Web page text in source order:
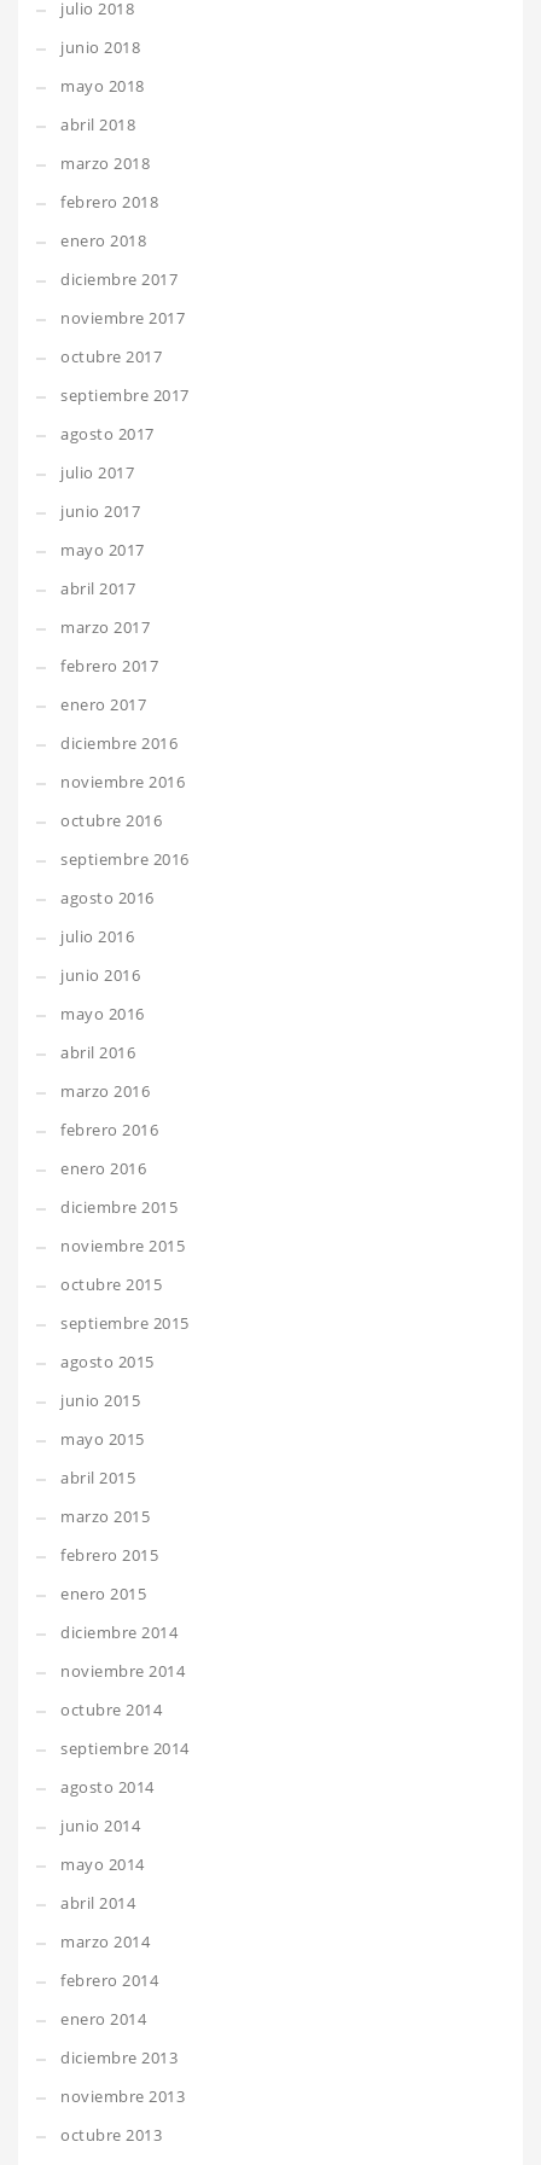
julio 2018
junio 2018
mayo 2018
abril 2018
marzo 2018
febrero 2018
enero 2018
diciembre 2017
noviembre 2017
octubre 2017
septiembre 2017
agosto 2017
julio 2017
junio 2017
mayo 2017
abril 2017
marzo 2017
febrero 2017
enero 2017
diciembre 2016
noviembre 2016
octubre 2016
septiembre 2016
agosto 2016
julio 2016
junio 2016
mayo 2016
abril 2016
marzo 2016
febrero 2016
enero 2016
diciembre 2015
noviembre 2015
octubre 2015
septiembre 2015
agosto 2015
junio 2015
mayo 2015
abril 2015
marzo 2015
febrero 2015
enero 2015
diciembre 2014
noviembre 2014
octubre 2014
septiembre 2014
agosto 2014
junio 2014
mayo 2014
abril 2014
marzo 2014
febrero 2014
enero 2014
diciembre 2013
noviembre 2013
octubre 2013